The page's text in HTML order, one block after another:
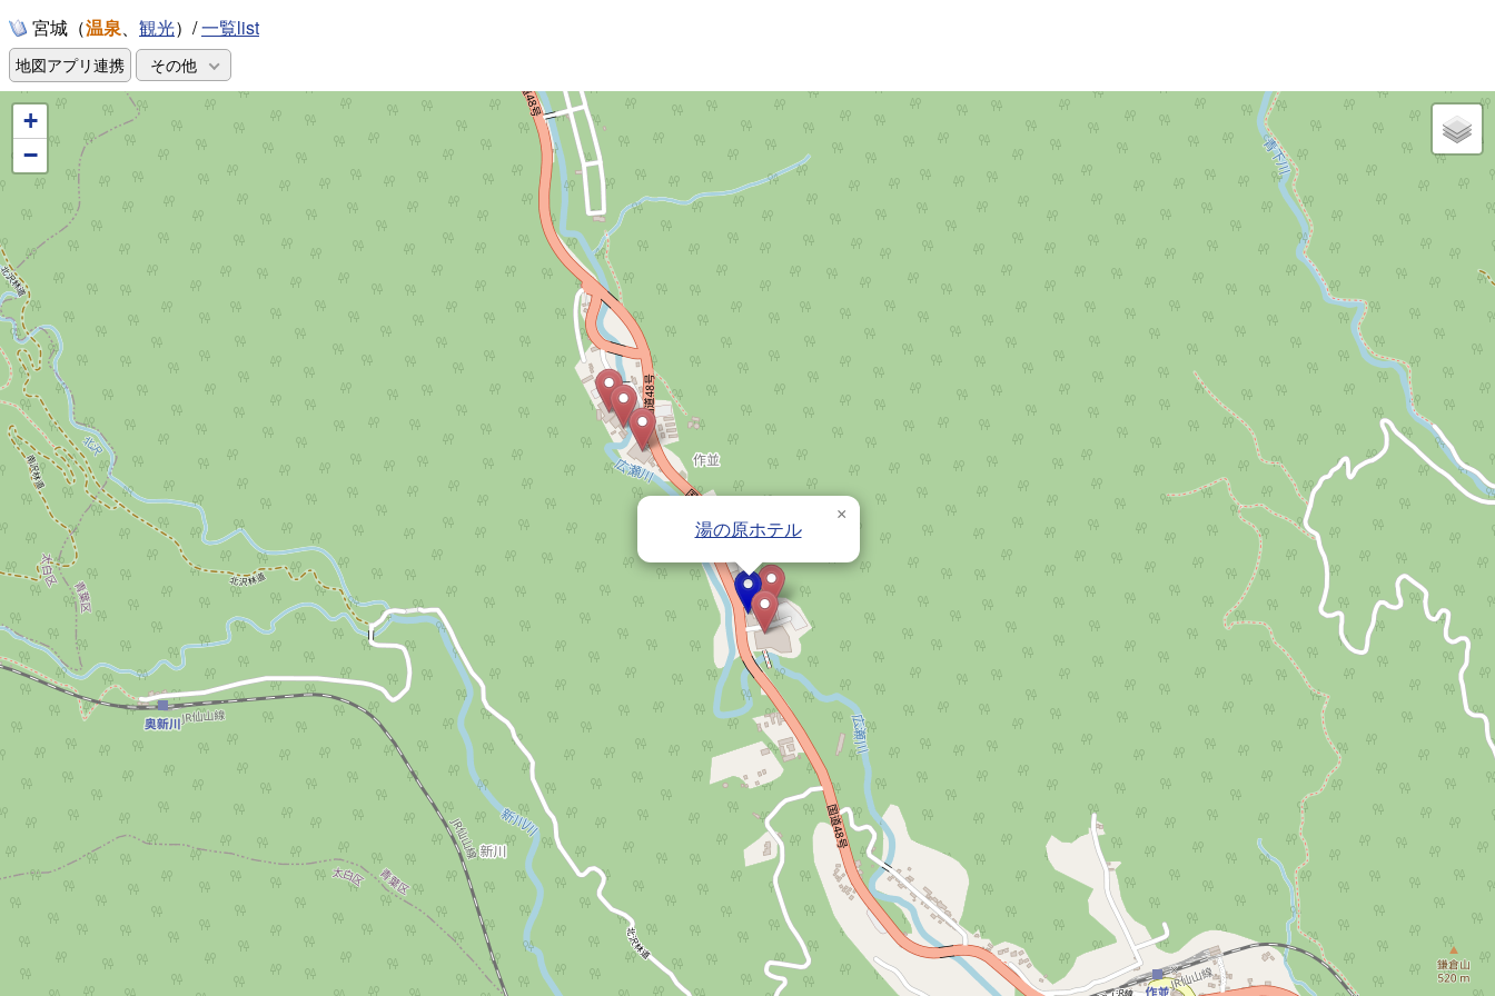
宮城（温泉、 観光）/一覧list
地図アプリ連携 その他
湯の原ホテル
×
+
−